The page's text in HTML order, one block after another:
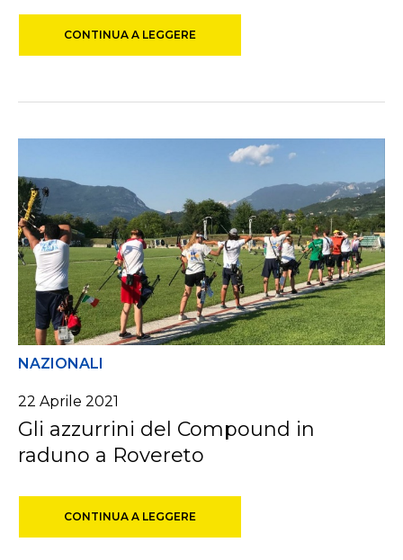
CONTINUA A LEGGERE
NAZIONALI
22 Aprile 2021
Gli azzurrini del Compound in
raduno a Rovereto
CONTINUA A LEGGERE